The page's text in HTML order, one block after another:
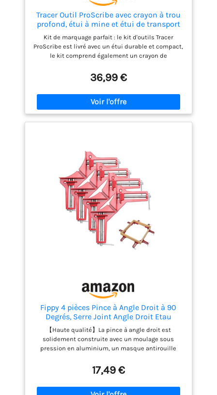
Tracer Outil ProScribe avec crayon à trou
profond, étui à mine et étui de transport
(bricolage, travail du bois et menuiserie
outil multifonction à
Kit de marquage parfait : le kit d'outils Tracer
ProScribe est livré avec un étui durable et compact,
le kit comprend également un crayon de
graphite de rechange, 2 mines alternatives jaunes
(dans un distributeur de mines anti-claquement)
et des étuis Tracer. 15 applications de marquage
individuel : l'outil Tracer ProScribe est un outil
multifonction avec plus de 15 applications de
marquage, y compris le marquage parallèle, le
un pour un marquage de 1 à 20 mm et un pour un
marquage de 20 à 100 mm. Il dispose d'un mode de
marquage de contour qui offre un marquage précis
lorsqu'il s'agit de chutes plus grandes et d'un mode
boussole pour un marquage circulaire simple.
Facile à utiliser : fonctionnant sur un simple
mécanisme à cliquet, l'outil équilibre parfaitement
ses nombreux avantages de conception avec une
facilité d'utilisation. Chaque outil TRACER ProScribe
est livré avec un manuel d'utilisation simple
montrant l'ajustement de l'outil pour s'adapter à
à votre espace de travail et à vos besoins.
36,99 €
Fippy 4 pièces Pince à Angle Droit à 90
Degrés, Serre Joint Angle Droit Etau
D'Angle Reglable à Bois Ensemble Pour
Cadre Multi Photo Wedge Menuiserie
Soudure
【Haute qualité】La pince à angle droit est
solidement construite avec un moulage sous
pression en aluminium, un masque antirouille
Idéal pour le travail du bois et la soudure ou
d'autres projets de bricolage connexes, obtenez-le
et vous aurez du plaisir dans les projets de
17,49 €